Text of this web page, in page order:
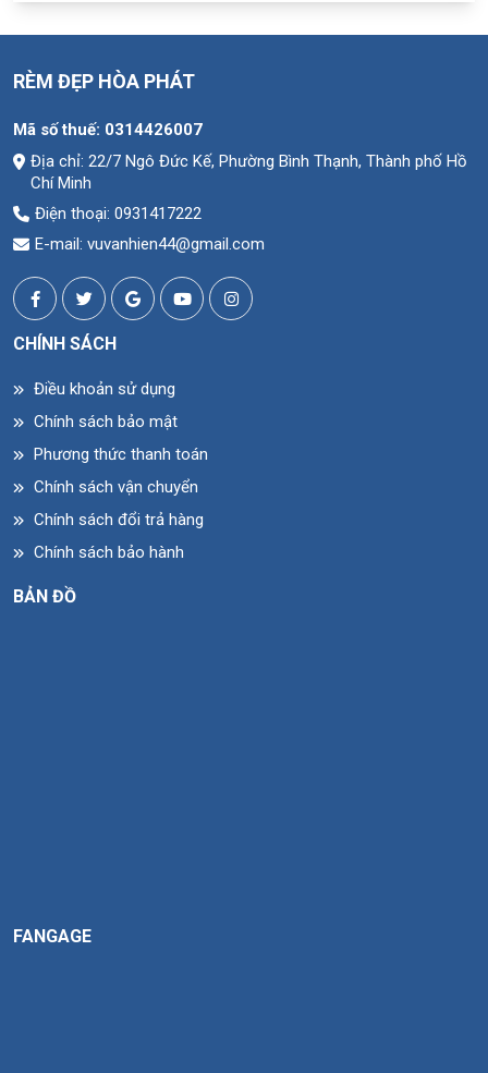
RÈM ĐẸP HÒA PHÁT
Mã số thuế: 0314426007
Địa chỉ: 22/7 Ngô Đức Kế, Phường Bình Thạnh, Thành phố Hồ
Chí Minh
Điện thoại: 0931417222
E-mail: vuvanhien44@gmail.com
CHÍNH SÁCH
Điều khoản sử dụng
Chính sách bảo mật
Phương thức thanh toán
Chính sách vận chuyển
Chính sách đổi trả hàng
Chính sách bảo hành
BẢN ĐỒ
FANGAGE